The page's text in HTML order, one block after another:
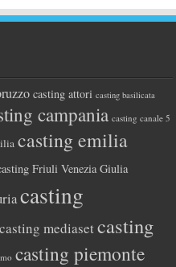
casting attori casting basilicata
campania casting canale 5
casting emilia
Friuli Venezia Giulia
casting
casting mediasetcasting
casting piemonte